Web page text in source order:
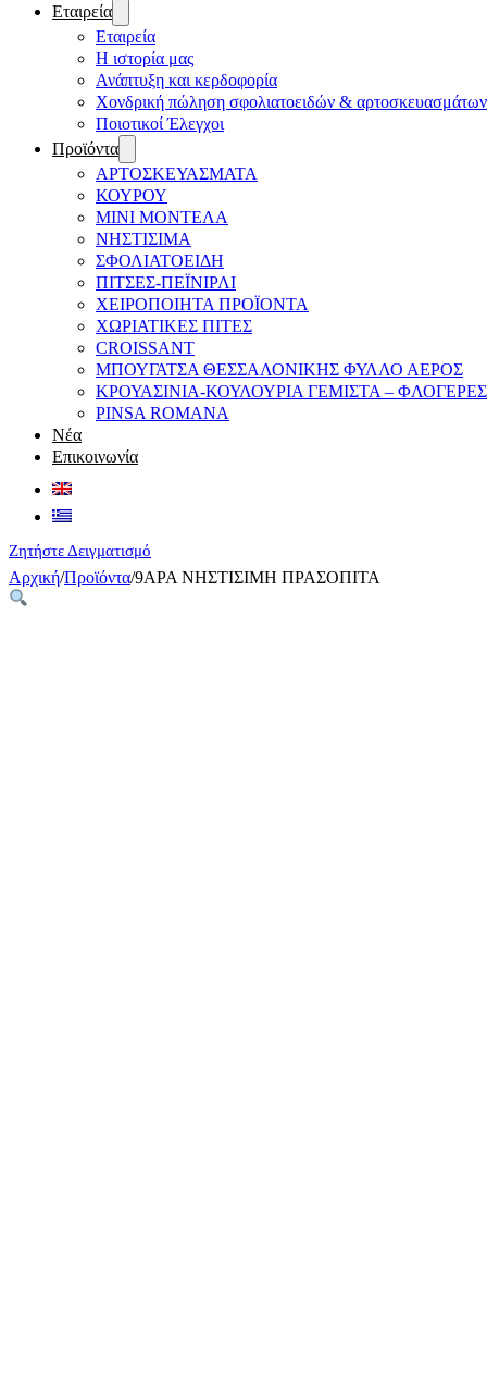
Εταιρεία
Εταιρεία
Η ιστορία μας
Ανάπτυξη και κερδοφορία
Χονδρική πώληση σφολιατοειδών & αρτοσκευασμάτων
Ποιοτικοί Έλεγχοι
Προϊόντα
ΑΡΤΟΣΚΕΥΑΣΜΑΤΑ
ΚΟΥΡΟΥ
ΜΙΝΙ ΜΟΝΤΕΛΑ
ΝΗΣΤΙΣΙΜΑ
ΣΦΟΛΙΑΤΟΕΙΔΗ
ΠΙΤΣΕΣ-ΠΕΪΝΙΡΛΙ
ΧΕΙΡΟΠΟΙΗΤΑ ΠΡΟΪΟΝΤΑ
ΧΩΡΙΑΤΙΚΕΣ ΠΙΤΕΣ
CROISSANT
ΜΠΟΥΓΑΤΣΑ ΘΕΣΣΑΛΟΝΙΚΗΣ ΦΥΛΛΟ ΑΕΡΟΣ
ΚΡΟΥΑΣΙΝΙΑ-ΚΟΥΛΟΥΡΙΑ ΓΕΜΙΣΤΑ – ΦΛΟΓΕΡΕΣ
PINSA ROMANA
Νέα
Επικοινωνία
Ζητήστε Δειγματισμό
Αρχική/Προϊόντα/9ΑΡΑ ΝΗΣΤΙΣΙΜΗ ΠΡΑΣΟΠΙΤΑ